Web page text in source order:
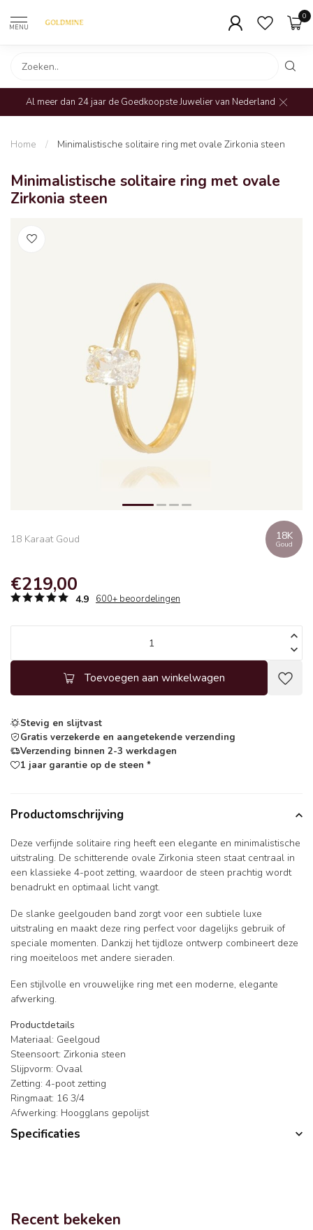
MENU
0
Al meer dan 24 jaar de Goedkoopste Juwelier van Nederland
Home / Minimalistische solitaire ring met ovale Zirkonia steen
Minimalistische solitaire ring met ovale
Zirkonia steen
18 Karaat Goud 18K
Goud
€219,00
4.9 600+ beoordelingen
Toevoegen aan winkelwagen
Stevig en slijtvast
Gratis verzekerde en aangetekende verzending
Verzending binnen 2-3 werkdagen
1 jaar garantie op de steen *
Productomschrijving
Deze verfijnde solitaire ring heeft een elegante en minimalistische
uitstraling. De schitterende ovale Zirkonia steen staat centraal in
een klassieke 4-poot zetting, waardoor de steen prachtig wordt
benadrukt en optimaal licht vangt.
De slanke geelgouden band zorgt voor een subtiele luxe
uitstraling en maakt deze ring perfect voor dagelijks gebruik of
speciale momenten. Dankzij het tijdloze ontwerp combineert deze
ring moeiteloos met andere sieraden.
Een stijlvolle en vrouwelijke ring met een moderne, elegante
afwerking.
Productdetails
Materiaal: Geelgoud
Steensoort: Zirkonia steen
Slijpvorm: Ovaal
Zetting: 4-poot zetting
Ringmaat: 16 3/4
Afwerking: Hoogglans gepolijst
Specificaties
Recent bekeken